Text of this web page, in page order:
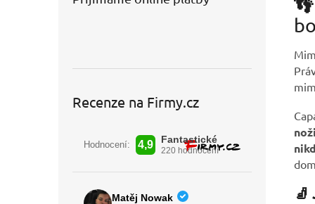
Recenze na Firmy.cz